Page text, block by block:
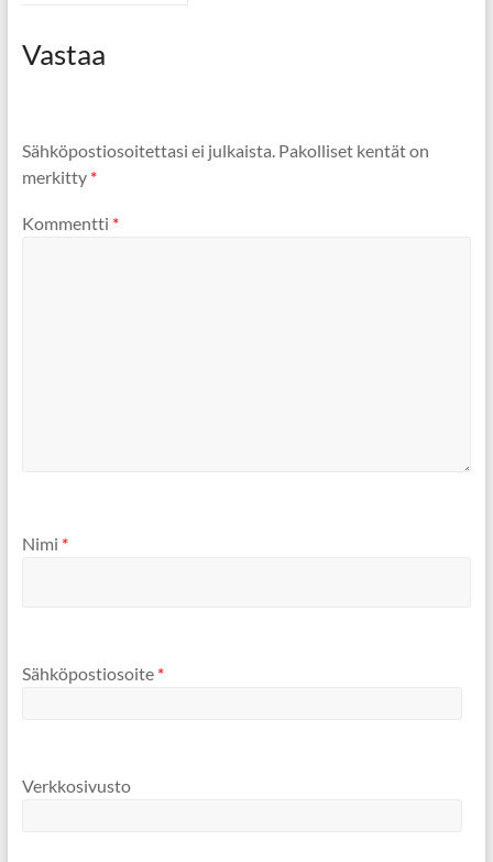
Vastaa
Sähköpostiosoitettasi ei julkaista. Pakolliset kentät on
merkitty *
Kommentti *
Nimi *
Sähköpostiosoite *
Verkkosivusto